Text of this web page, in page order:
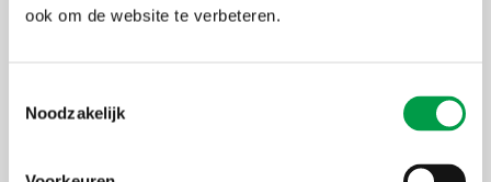
ook om de website te verbeteren.
Noodzakelijk
Nieuwe overheidsopdracht: innovatieve